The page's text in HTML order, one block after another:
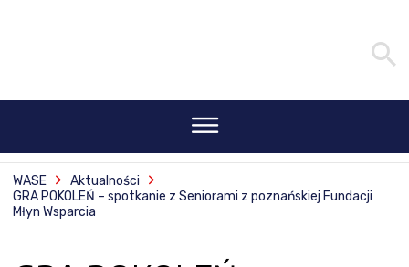
WASE
Aktualności
GRA POKOLEŃ – spotkanie z Seniorami z poznańskiej Fundacji
Młyn Wsparcia